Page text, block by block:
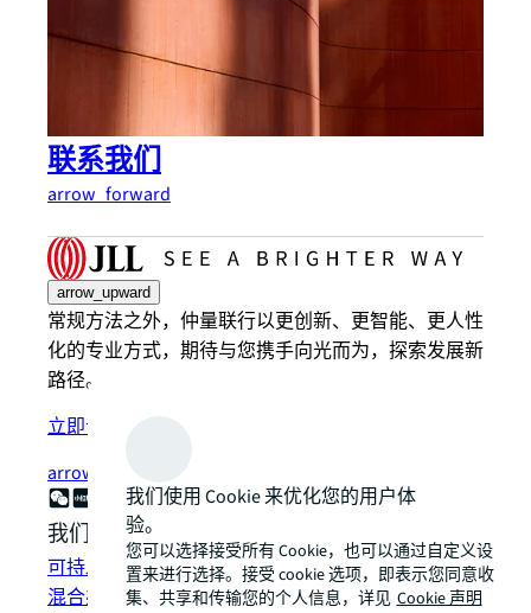
联系我们
arrow_forward
arrow_upward
常规方法之外，仲量联行以更创新、更智能、更人性
化的专业方式，期待与您携手向光而为，探索发展新
路径。
立即订阅
arrow_forward
我们如何为您提供帮助？
可持发展解决方案
混合办公空间解决方案
我们使用 Cookie 来优化您的用户体
验。
您可以选择接受所有 Cookie，也可以通过自定义设
置来进行选择。接受 cookie 选项，即表示您同意收
集、共享和传输您的个人信息，详见 Cookie 声明